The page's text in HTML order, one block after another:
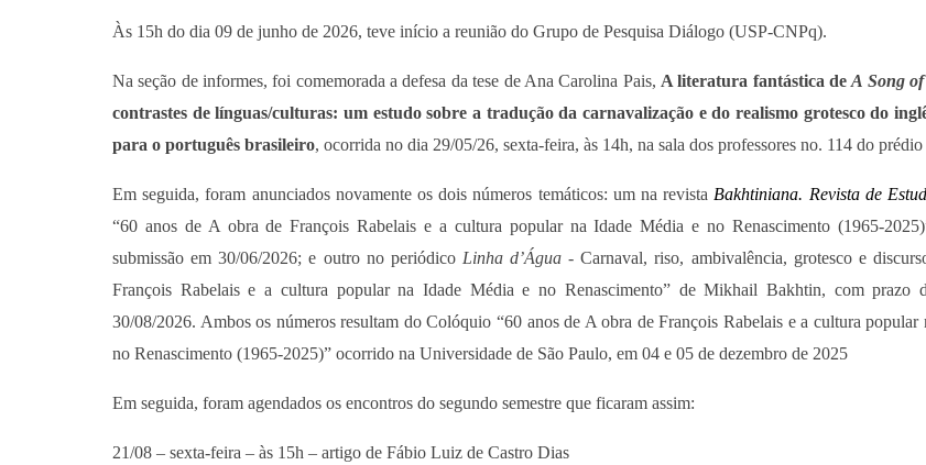
Às 15h do dia 09 de junho de 2026, teve início a reunião do Grupo de Pesquisa Diálogo (USP-CNPq).
Na seção de informes, foi comemorada a defesa da tese de Ana Carolina Pais, A literatura fantástica deA Song
contrastes de línguas/culturas: um estudo sobre a tradução da carnavalização e do realismo grotesco do
para o português brasileiro, ocorrida no dia 29/05/26, sexta-feira, às 14h, na sala dos professores no. 114 do prédio
Em seguida, foram anunciados novamente os dois números temáticos: um na revista Bakhtiniana. Revista de
“60 anos de A obra de François Rabelais e a cultura popular na Idade Média e no Renascimento (1965-
submissão em 30/06/2026; e outro no periódico Linha d’Água -Carnaval, riso, ambivalência, grotesco e
François Rabelais e a cultura popular na Idade Média e no Renascimento” de Mikhail Bakhtin, com prazo
30/08/2026. Ambos os números resultam do Colóquio “60 anos de A obra de François Rabelais e a cultura popular
no Renascimento (1965-2025)” ocorrido na Universidade de São Paulo, em 04 e 05 de dezembro de 2025
Em seguida, foram agendados os encontros do segundo semestre que ficaram assim:
21/08 – sexta-feira – às 15h – artigo de Fábio Luiz de Castro Dias